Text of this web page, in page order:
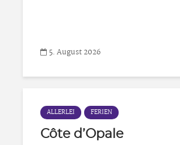
5. August 2026
ALLERLEI FERIEN
Côte d’Opale